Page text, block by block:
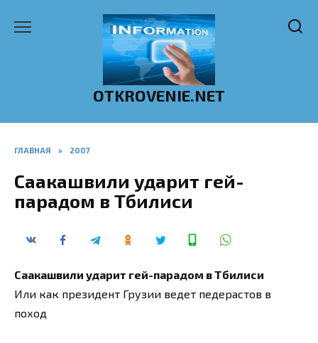
OTKROVENIE.NET
ГЛАВНАЯ » 2007
Саакашвили ударит гей-
парадом в Тбилиси
Саакашвили ударит гей-парадом в Тбилиси
Или как президент Грузии ведет педерастов в
поход